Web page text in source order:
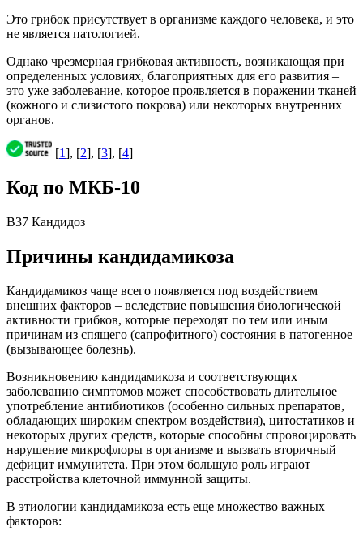
Это грибок присутствует в организме каждого человека, и это
не является патологией.
Однако чрезмерная грибковая активность, возникающая при
определенных условиях, благоприятных для его развития –
это уже заболевание, которое проявляется в поражении тканей
(кожного и слизистого покрова) или некоторых внутренних
органов.
[1], [2], [3], [4]
Код по МКБ-10
B37 Кандидоз
Причины кандидамикоза
Кандидамикоз чаще всего появляется под воздействием
внешних факторов – вследствие повышения биологической
активности грибков, которые переходят по тем или иным
причинам из спящего (сапрофитного) состояния в патогенное
(вызывающее болезнь).
Возникновению кандидамикоза и соответствующих
заболеванию симптомов может способствовать длительное
употребление антибиотиков (особенно сильных препаратов,
обладающих широким спектром воздействия), цитостатиков и
некоторых других средств, которые способны спровоцировать
нарушение микрофлоры в организме и вызвать вторичный
дефицит иммунитета. При этом большую роль играют
расстройства клеточной иммунной защиты.
В этиологии кандидамикоза есть еще множество важных
факторов: